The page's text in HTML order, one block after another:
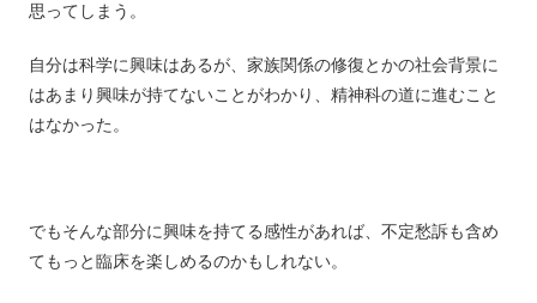
思ってしまう。
自分は科学に興味はあるが、家族関係の修復とかの社会背景に
はあまり興味が持てないことがわかり、精神科の道に進むこと
はなかった。
でもそんな部分に興味を持てる感性があれば、不定愁訴も含め
てもっと臨床を楽しめるのかもしれない。